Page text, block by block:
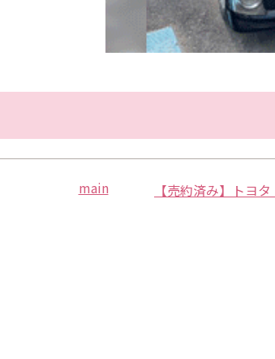
main